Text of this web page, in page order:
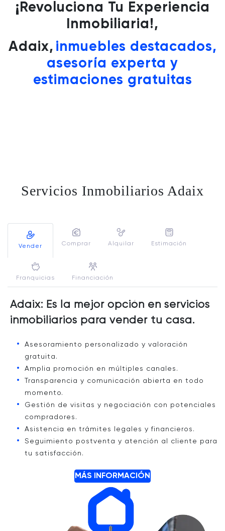
¡Revoluciona Tu Experiencia
Inmobiliaria!,
Adaix, inmuebles destacados,
asesoría experta y
estimaciones gratuitas
Servicios Inmobiliarios Adaix
Vender Comprar Alquilar Estimación
Franquicias Financiación
Adaix: Es la mejor opción en servicios
inmobiliarios para vender tu casa.
Asesoramiento personalizado y valoración
gratuita.
Amplia promoción en múltiples canales.
Transparencia y comunicación abierta en todo
momento.
Gestión de visitas y negociación con potenciales
compradores.
Asistencia en trámites legales y financieros.
Seguimiento postventa y atención al cliente para
tu satisfacción.
MÁS INFORMACIÓN